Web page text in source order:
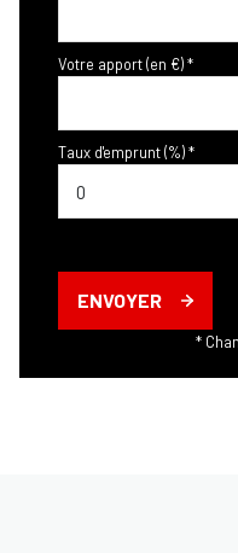
Votre apport (en €) *
Taux d'emprunt (%) *
ENVOYER
*